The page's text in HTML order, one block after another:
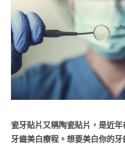
瓷牙貼片又稱陶瓷貼片，是近
牙齒美白療程。想要美白你的